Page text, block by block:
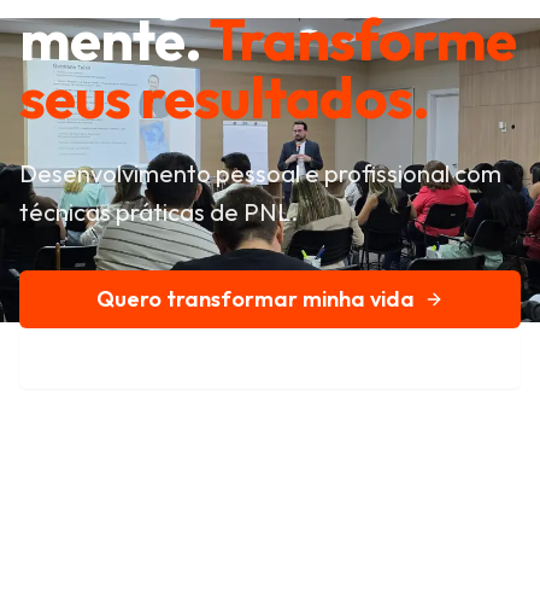
mente.Transforme
seus resultados.
Desenvolvimento pessoal e profissional com
técnicas práticas de PNL.
Quero transformar minha vida